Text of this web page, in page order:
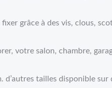
fixer grâce à des vis, clous,
votre salon, chambre,
d’autres tailles disponible sur